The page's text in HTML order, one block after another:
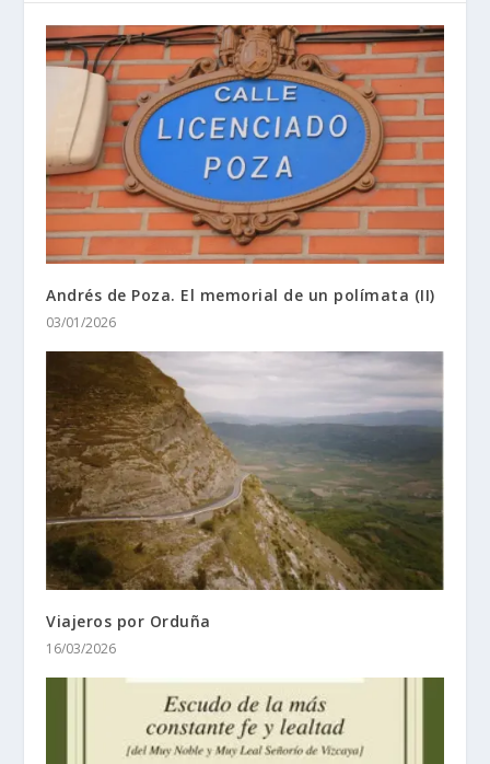
Andrés de Poza. El memorial de un polímata (II)
03/01/2026
Viajeros por Orduña
16/03/2026